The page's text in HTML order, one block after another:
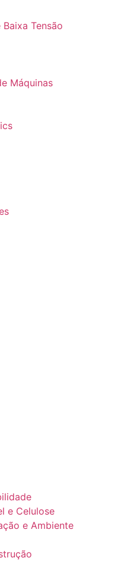
Tensão
Máquinas
e Celulose
e Ambiente